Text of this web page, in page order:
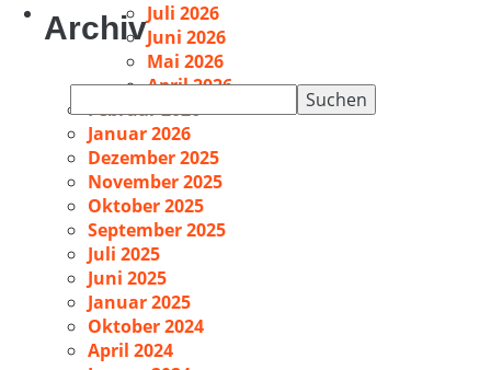
nach:
ArchivJuli 2026
Juni 2026
Mai 2026
April 2026
Februar 2026
Januar 2026
Dezember 2025
November 2025
Oktober 2025
September 2025
Juli 2025
Juni 2025
Januar 2025
Oktober 2024
April 2024